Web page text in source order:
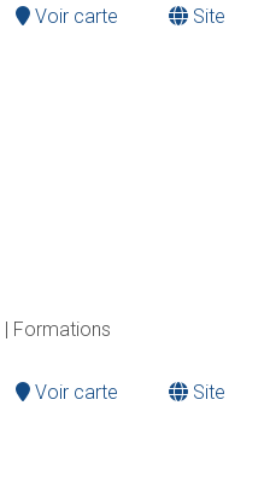
Voir carte
Site
| Formations
Voir carte
Site